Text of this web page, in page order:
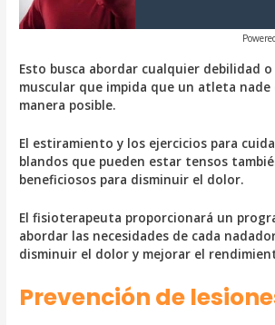
Esto busca abordar cualquier debilidad
muscular que impida que un atleta nade
manera posible.
El estiramiento y los ejercicios para
blandos que pueden estar tensos
beneficiosos para disminuir el dolor.
El fisioterapeuta proporcionará un
abordar las necesidades de cada
disminuir el dolor y mejorar el
Prevención de